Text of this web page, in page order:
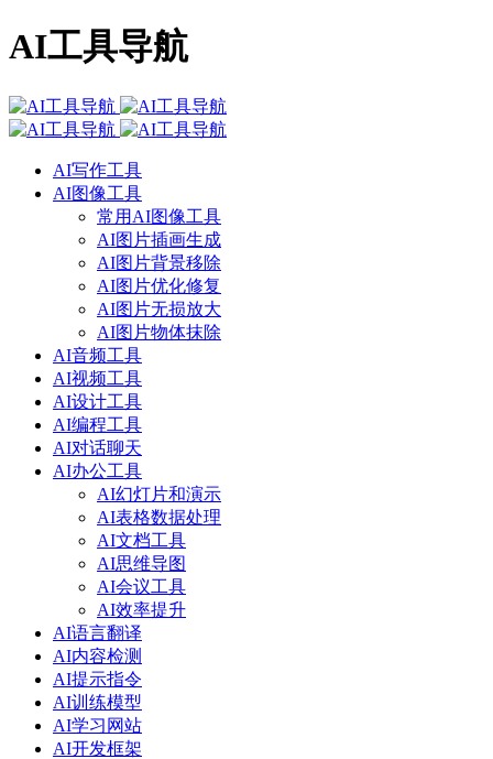
AI工具导航
AI写作工具
AI图像工具
常用AI图像工具
AI图片插画生成
AI图片背景移除
AI图片优化修复
AI图片无损放大
AI图片物体抹除
AI音频工具
AI视频工具
AI设计工具
AI编程工具
AI对话聊天
AI办公工具
AI幻灯片和演示
AI表格数据处理
AI文档工具
AI思维导图
AI会议工具
AI效率提升
AI语言翻译
AI内容检测
AI提示指令
AI训练模型
AI学习网站
AI开发框架